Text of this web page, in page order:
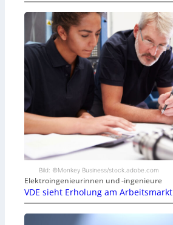
Bild: ©Monkey Business/stock.adobe.com
Elektroingenieurinnen und -ingenieure
VDE sieht Erholung am Arbeitsmarkt